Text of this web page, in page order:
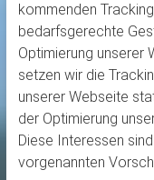
kommenden
bedarfsgerechte
Optimierung unserer
setzen wir die
unserer Webseite
der Optimierung
Diese Interessen
vorgenannten